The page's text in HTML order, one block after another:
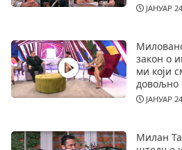
ЈАНУАР
закон о
ми који
довољно
ЈАНУАР
Милан